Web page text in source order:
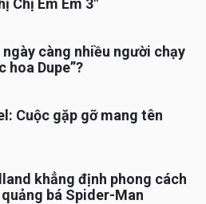
Chị Em Em 3″
càng nhiều người chạy
hoa Dupe”?
Cuộc gặp gỡ mang tên
khẳng định phong cách
bá Spider-Man